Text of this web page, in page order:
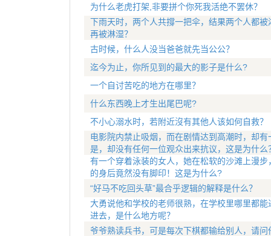
为什么老虎打架,非要拼个你死我活绝不罢休？
下雨天时，两个人共撐一把伞，结果两个人都
再被淋湿？
古时候，什么人没当爸爸就先当公公？
迄今为止，你所见到的最大的影子是什么?
一个自讨苦吃的地方在哪里？
什么东西晚上才生出尾巴呢?
不小心溺水时，若附近沒有其他人该如何自救？
电影院内禁止吸烟，而在剧情达到高潮时，却
是，却没有任何一位观众出来抗议，这是为什么
有一个穿着泳装的女人，她在松软的沙滩上漫
的身后竟然没有脚印！这是为什么?
“好马不吃回头草”最合乎逻辑的解释是什么？
大勇说他和学校的老师很熟，在学校里哪里都
进去，是什么地方呢？
爷爷熟读兵书，可是每次下棋都输给别人，请问